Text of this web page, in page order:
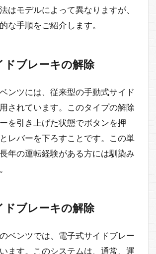
はモデルによって異なりますが、
な手順をご紹介します。
ドブレーキの解除
ンツには、従来型の手動式サイド
されています。このタイプの解除
を引き上げた状態でボタンを押
レバーを下ろすことです。この単
年の運転経験がある方には馴染み
ドブレーキの解除
ベンツでは、電子式サイドブレー
ます。このシステムは、通常、運